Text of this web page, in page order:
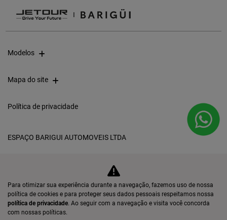
Modelos
Mapa do site
Política de privacidade
ESPAÇO BARIGUI AUTOMOVEIS LTDA
Desacelere. Seu bem
maior é a vida.
Para otimizar sua experiência durante a navegação, fazemos uso de nossa
política de cookies e para proteger seus dados pessoais respeitamos nossa
política de privacidade. Ao seguir com a navegação e visita você concorda
com nossas políticas.